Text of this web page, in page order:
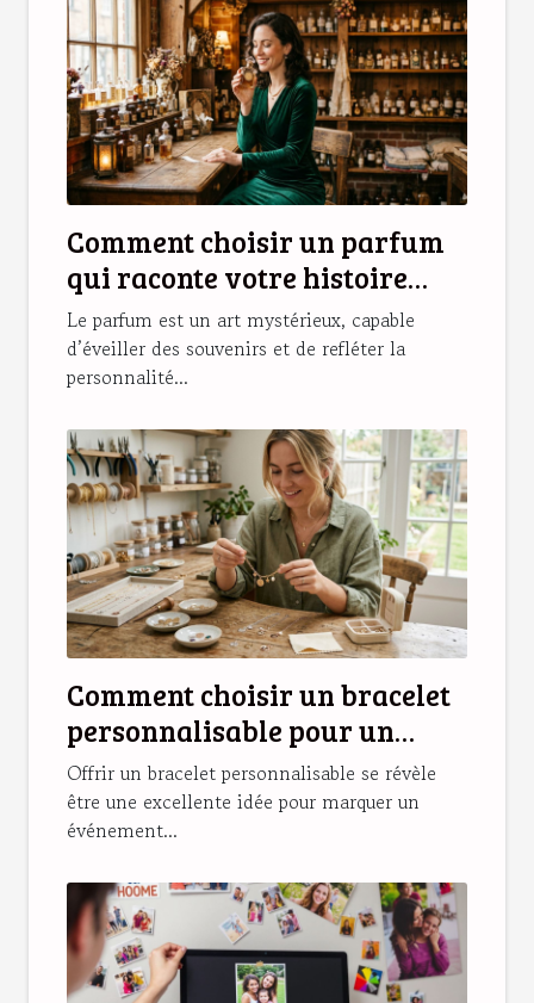
Comment choisir un parfum
qui raconte votre histoire
personnelle ?
Le parfum est un art mystérieux, capable
d’éveiller des souvenirs et de refléter la
personnalité...
Comment choisir un bracelet
personnalisable pour un
cadeau unique ?
Offrir un bracelet personnalisable se révèle
être une excellente idée pour marquer un
événement...